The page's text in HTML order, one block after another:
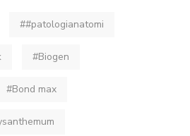
##patologianatomi
#Biogen
#Bond max